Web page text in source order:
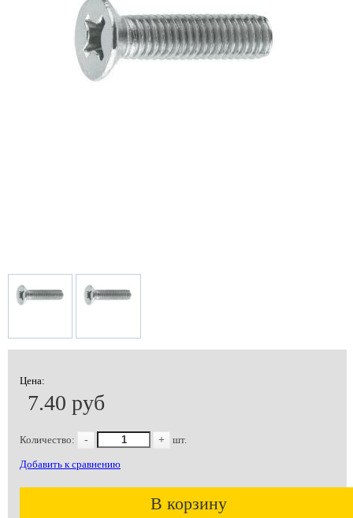
Цена:
7.40 руб
Количество: - + шт.
Добавить к сравнению
В корзину